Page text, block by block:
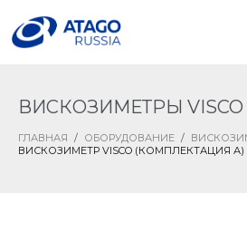
ВИСКОЗИМЕТРЫ VISCO
ГЛАВНАЯ / ОБОРУДОВАНИЕ /
ВИСКОЗИМЕТР VISCO (КОМПЛЕКТАЦИЯ А)